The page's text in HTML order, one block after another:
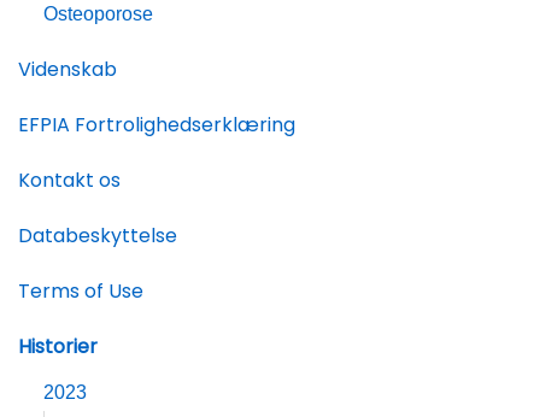
Osteoporose
Videnskab
EFPIA Fortrolighedserklæring
Kontakt os
Databeskyttelse
Terms of Use
Historier
2023